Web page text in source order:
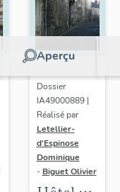
Aperçu
Dossier
IA49000889 |
Réalisé par
Letellier-
d'Espinose
Dominique
- Biguet Olivier